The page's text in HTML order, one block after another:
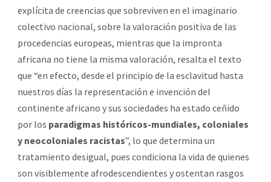
explícita de creencias que sobreviven en el imaginario
colectivo nacional, sobre la valoración positiva de las
procedencias europeas, mientras que la impronta
africana no tiene la misma valoración, resalta el texto
que “en efecto, desde el principio de la esclavitud hasta
nuestros días la representación e invención del
continente africano y sus sociedades ha estado ceñido
por los paradigmas históricos-mundiales, coloniales
y neocoloniales racistas”, lo que determina un
tratamiento desigual, pues condiciona la vida de quienes
son visiblemente afrodescendientes y ostentan rasgos